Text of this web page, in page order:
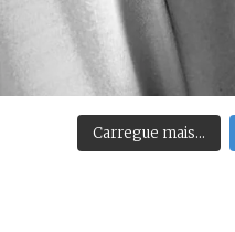
Carregue mais…